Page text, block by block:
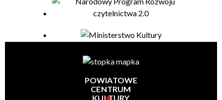
POWIATOWE
CENTRUM
KULTURY